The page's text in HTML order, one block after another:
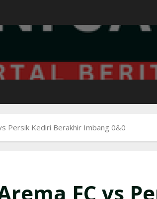
Persik Kediri Berakhir Imbang 0&0
FC vs